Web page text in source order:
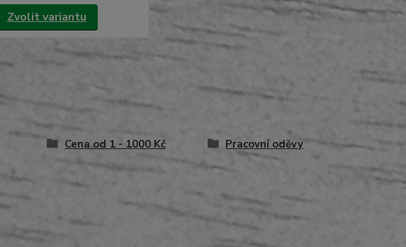
Zvolit variantu
Cena od 1 - 1000 Kč Pracovní oděvy